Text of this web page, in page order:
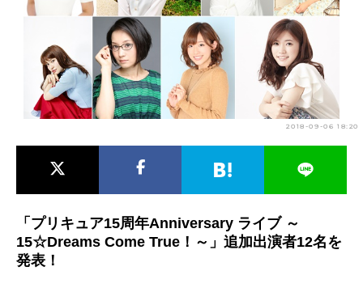
春アニメ 夏アニメ
秋アニメ 冬アニメ
男性声優/女性声優一覧
FOLLOW US 2018-09-06 18:20
「プリキュア15周年Anniversary ライブ ～
15☆Dreams Come True！～」追加出演者12名を
発表！